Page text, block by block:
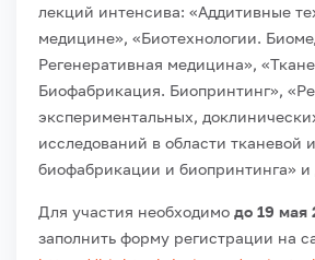
лекций интенсива: «Аддитивные
медицине», «Биотехнологии.
Регенеративная медицина»,
Биофабрикация. Биопринтинг»,
экспериментальных,
исследований в области тканевой
биофабрикации и биопринтинга» и
Для участия необходимо до 19 мая
заполнить форму регистрации на